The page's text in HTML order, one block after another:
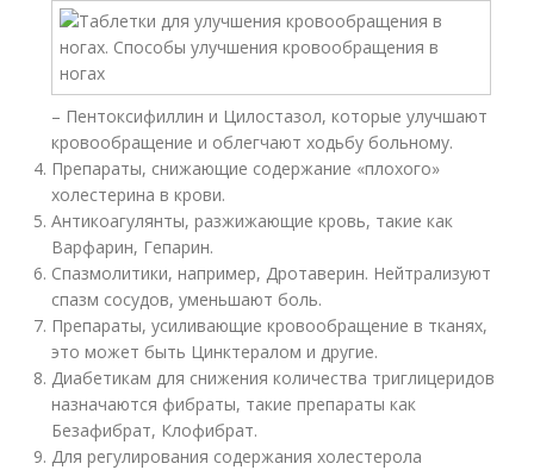
– Пентоксифиллин и Цилостазол, которые улучшают
кровообращение и облегчают ходьбу больному.
Препараты, снижающие содержание «плохого»
холестерина в крови.
Антикоагулянты, разжижающие кровь, такие как
Варфарин, Гепарин.
Спазмолитики, например, Дротаверин. Нейтрализуют
спазм сосудов, уменьшают боль.
Препараты, усиливающие кровообращение в тканях,
это может быть Цинктералом и другие.
Диабетикам для снижения количества триглицеридов
назначаются фибраты, такие препараты как
Безафибрат, Клофибрат.
Для регулирования содержания холестерола